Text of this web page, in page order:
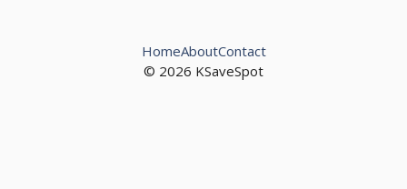
© 2026 KSaveSpot
HomeAboutContact